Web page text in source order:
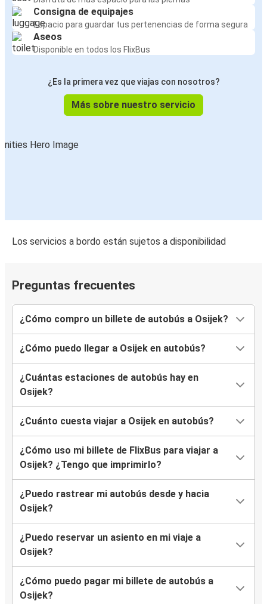
Osijek
Karlovac
Karlovac
Consigna de equipajes
Espacio para guardar tus pertenencias de forma segura
Aseos
Disponible en todos los FlixBus
¿Es la primera vez que viajas con nosotros?
Más sobre nuestro servicio
Los servicios a bordo están sujetos a disponibilidad
Preguntas frecuentes
¿Cómo compro un billete de autobús a Osijek?
¿Cómo puedo llegar a Osijek en autobús?
¿Cuántas estaciones de autobús hay en
Osijek?
¿Cuánto cuesta viajar a Osijek en autobús?
¿Cómo uso mi billete de FlixBus para viajar a
Osijek? ¿Tengo que imprimirlo?
¿Puedo rastrear mi autobús desde y hacia
Osijek?
¿Puedo reservar un asiento en mi viaje a
Osijek?
¿Cómo puedo pagar mi billete de autobús a
Osijek?